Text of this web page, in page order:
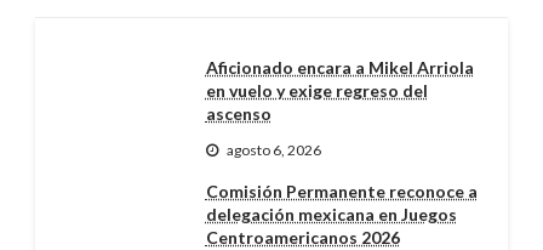
Aficionado encara a Mikel Arriola
en vuelo y exige regreso del
ascenso
agosto 6, 2026
Comisión Permanente reconoce a
delegación mexicana en Juegos
Centroamericanos 2026